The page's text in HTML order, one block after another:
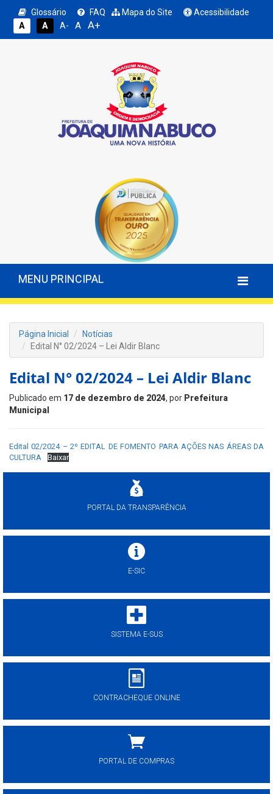
Glossário FAQ Mapa do Site
Acessibilidade
A
A A- A A+
MENU PRINCIPAL
Página Inicial
Notícias
Edital N° 02/2024 – Lei Aldir Blanc
Edital N° 02/2024 – Lei Aldir Blanc
Publicado em 17 de dezembro de 2024, por Prefeitura
Municipal
Edital 02/2024 – 2º EDITAL DE FOMENTO PARA AÇÕES NAS ÁREAS DA
CULTURA
Baixar
PORTAL DA TRANSPARÊNCIA
E-SIC
SISTEMA E-SUS
CONTRACHEQUE ONLINE
PORTAL DE COMPRAS